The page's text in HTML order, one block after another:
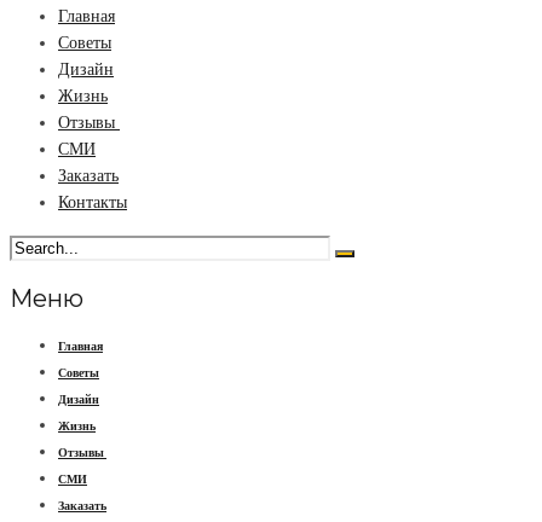
Главная
Советы
Дизайн
Жизнь
Отзывы
СМИ
Заказать
Контакты
Меню
Главная
Советы
Дизайн
Жизнь
Отзывы
СМИ
Заказать